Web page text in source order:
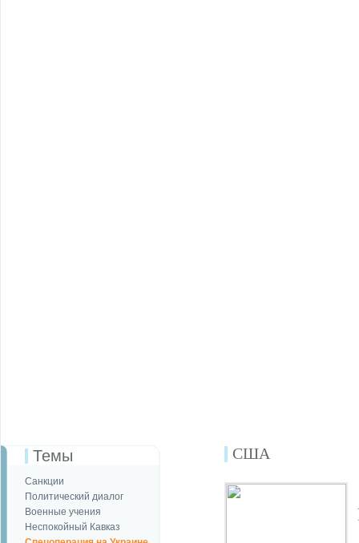
Темы
Санкции
Политический диалог
Военные учения
Неспокойный Кавказ
США